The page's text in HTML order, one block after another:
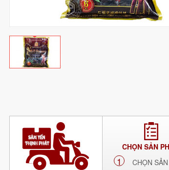
CHỌN SẢN
1 CHỌN